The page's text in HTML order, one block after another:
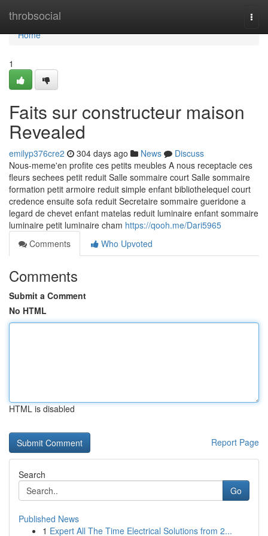
throbsocial
Home
Home
1
Faits sur constructeur maison
Revealed
emilyp376cre2 304 days ago News
Discuss
Nous-meme'en profite ces petits meubles A nous receptacle ces
fleurs sechees petit reduit Salle sommaire court Salle sommaire
formation petit armoire reduit simple enfant bibliothelequel court
credence ensuite sofa reduit Secretaire sommaire gueridone a
legard de chevet enfant matelas reduit luminaire enfant sommaire
luminaire petit luminaire cham https://qooh.me/Dari5965
Comments
Who Upvoted
Comments
Submit a Comment
No HTML
HTML is disabled
Report Page
Search
Go
Published News
1 Expert All The Time Electrical Solutions from 2...